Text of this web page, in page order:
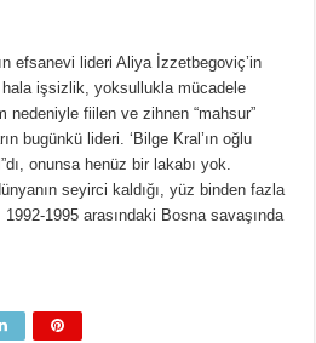
efsanevi lideri Aliya İzzetbegoviç’in
işsizlik, yoksullukla mücadele
nedeniyle fiilen ve zihnen “mahsur”
bugünkü lideri. ‘Bilge Kral’ın oğlu
onunsa henüz bir lakabı yok.
seyirci kaldığı, yüz binden fazla
1995 arasındaki Bosna savaşında